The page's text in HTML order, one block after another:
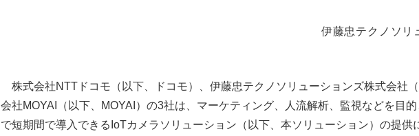
伊藤忠テクノソリ
株式会社NTTドコモ（以下、ドコモ）、伊藤忠テクノソリューションズ株式会社
会社MOYAI（以下、MOYAI）の3社は、マーケティング、人流解析、監視などを目
で短期間で導入できるIoTカメラソリューション（以下、本ソリューション）の提供